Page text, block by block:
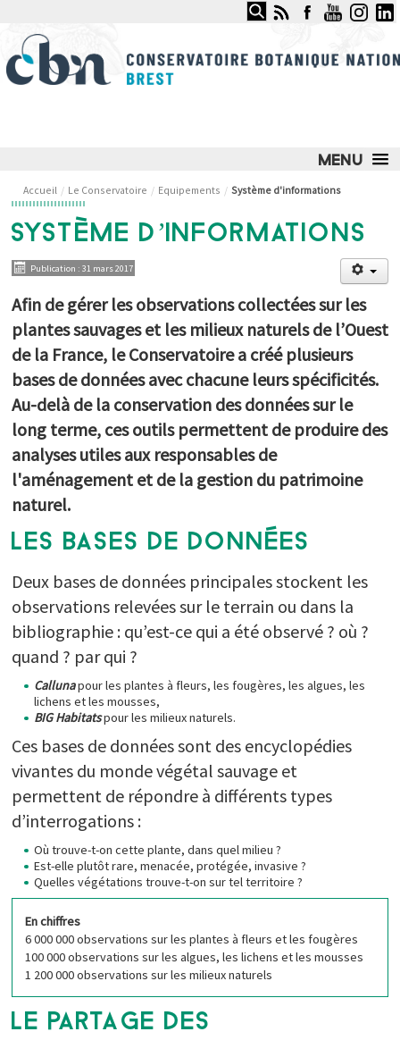
Rechercher
LE CONSERVATOIRE
Fonctionnement
Equipe
Implantations
Equipements
Partenaires
NOS SERVICES ET COMPÉTENCES
NOS ACTIONS PHARES
JARDIN DU CONSERVATOIRE
OBSERVATOIRE DES MILIEUX NATURELS
OBSERVATOIRE DES PLANTES SAUVAGES
ESPACE DOCUMENTAIRE
PARTICIPEZ
Accueil / Le Conservatoire / Equipements / Système d'informations
SYSTÈME D’INFORMATIONS
Publication : 31 mars 2017
Afin de gérer les observations collectées sur les
plantes sauvages et les milieux naturels de l’Ouest
de la France, le Conservatoire a créé plusieurs
bases de données avec chacune leurs spécificités.
Au-delà de la conservation des données sur le
long terme, ces outils permettent de produire des
analyses utiles aux responsables de
l'aménagement et de la gestion du patrimoine
naturel.
LES BASES DE DONNÉES
Deux bases de données principales stockent les
observations relevées sur le terrain ou dans la
bibliographie : qu’est-ce qui a été observé ? où ?
quand ? par qui ?
Callunapour les plantes à fleurs, les fougères, les algues, les
lichens et les mousses,
BIG Habitatspour les milieux naturels.
Ces bases de données sont des encyclopédies
vivantes du monde végétal sauvage et
permettent de répondre à différents types
d’interrogations :
Où trouve-t-on cette plante, dans quel milieu ?
Est-elle plutôt rare, menacée, protégée, invasive ?
Quelles végétations trouve-t-on sur tel territoire ?
En chiffres
6 000 000 observations sur les plantes à fleurs et les fougères
100 000 observations sur les algues, les lichens et les mousses
1 200 000 observations sur les milieux naturels
LE PARTAGE DES